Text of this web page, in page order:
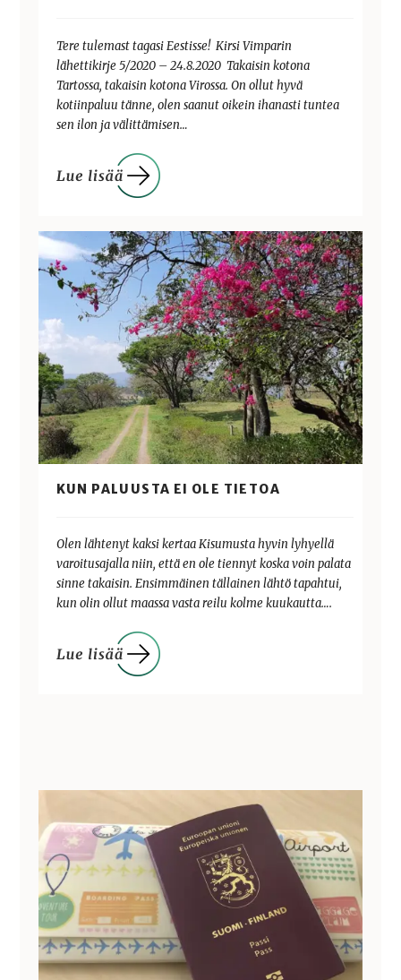
Tere tulemast tagasi Eestisse! Kirsi Vimparin
lähettikirje 5/2020 – 24.8.2020 Takaisin kotona
Tartossa, takaisin kotona Virossa. On ollut hyvä
kotiinpaluu tänne, olen saanut oikein ihanasti tuntea
sen ilon ja välittämisen…
KUN PALUUSTA EI OLE TIETOA
Olen lähtenyt kaksi kertaa Kisumusta hyvin lyhyellä
varoitusajalla niin, että en ole tiennyt koska voin palata
sinne takaisin. Ensimmäinen tällainen lähtö tapahtui,
kun olin ollut maassa vasta reilu kolme kuukautta….